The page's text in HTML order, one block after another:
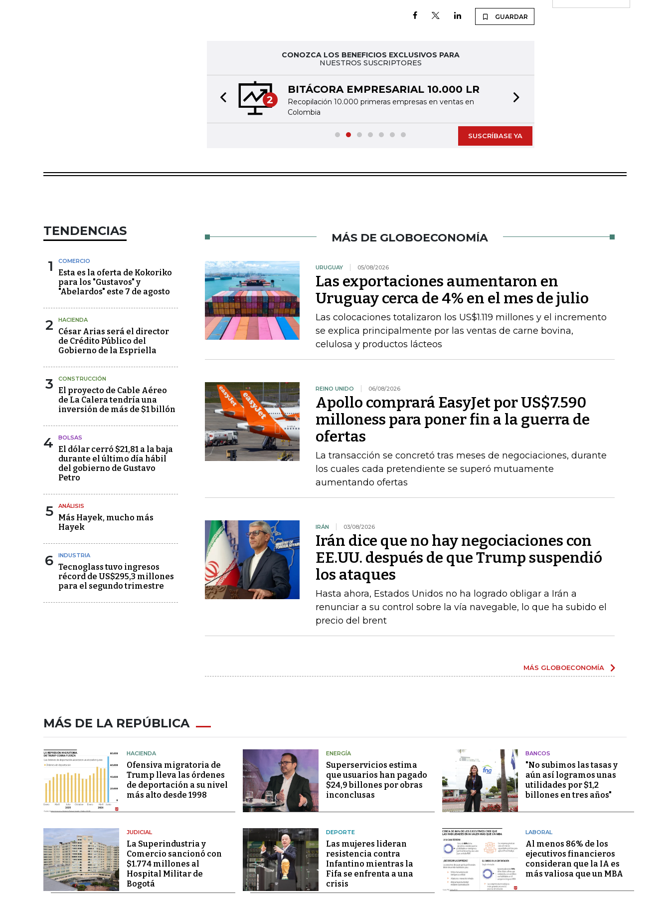
GUARDAR
CONOZCA LOS BENEFICIOS EXCLUSIVOS PARA
NUESTROS SUSCRIPTORES
2
BITÁCORA EMPRESARIAL 10.000 LR
Recopilación 10.000 primeras empresas en ventas en
Colombia
Previous slide
SUSCRÍBASE YA
TENDENCIAS
1 COMERCIO
Esta es la oferta de Kokoriko
para los "Gustavos" y
"Abelardos" este 7 de agosto
2 HACIENDA
César Arias será el director
de Crédito Público del
Gobierno de la Espriella
3 CONSTRUCCIÓN
El proyecto de Cable Aéreo
de La Calera tendría una
inversión de más de $1 billón
4 BOLSAS
El dólar cerró $21,81 a la baja
durante el último día hábil
del gobierno de Gustavo
Petro
5 ANÁLISIS
Más Hayek, mucho más
Hayek
6 INDUSTRIA
Tecnoglass tuvo ingresos
récord de US$295,3 millones
para el segundo trimestre
MÁS DE GLOBOECONOMÍA
URUGUAY 05/08/2026
Las exportaciones aumentaron en
Uruguay cerca de 4% en el mes de julio
Las colocaciones totalizaron los US$1.119 millones y el incremento
se explica principalmente por las ventas de carne bovina,
celulosa y productos lácteos
REINO UNIDO 06/08/2026
Apollo comprará EasyJet por US$7.590
milloness para poner fin a la guerra de
ofertas
La transacción se concretó tras meses de negociaciones, durante
los cuales cada pretendiente se superó mutuamente
aumentando ofertas
IRÁN 03/08/2026
Irán dice que no hay negociaciones con
EE.UU. después de que Trump suspendió
los ataques
Hasta ahora, Estados Unidos no ha logrado obligar a Irán a
renunciar a su control sobre la vía navegable, lo que ha subido el
precio del brent
MÁS GLOBOECONOMÍA
MÁS DE LA REPÚBLICA
HACIENDA
Ofensiva migratoria de
Trump lleva las órdenes
de deportación a su nivel
más alto desde 1998
ENERGÍA
Superservicios estima
que usuarios han pagado
$24,9 billones por obras
inconclusas
BANCOS
"No subimos las tasas y
aún así logramos unas
utilidades por $1,2
billones en tres años"
JUDICIAL
La Superindustria y
Comercio sancionó con
$1.774 millones al
Hospital Militar de
Bogotá
DEPORTE
Las mujeres lideran
resistencia contra
Infantino mientras la
Fifa se enfrenta a una
crisis
LABORAL
Al menos 86% de los
ejecutivos financieros
consideran que la IA es
más valiosa que un MBA